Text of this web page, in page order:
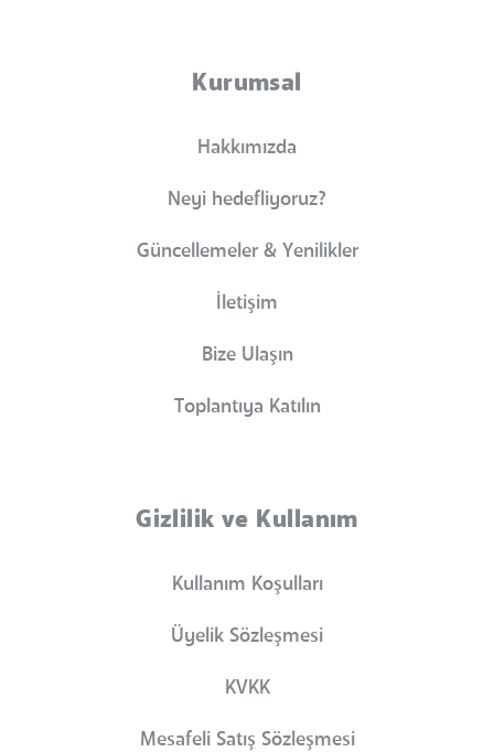
Kurumsal
Hakkımızda
Neyi hedefliyoruz?
Güncellemeler & Yenilikler
İletişim
Bize Ulaşın
Toplantıya Katılın
Gizlilik ve Kullanım
Kullanım Koşulları
Üyelik Sözleşmesi
KVKK
Mesafeli Satış Sözleşmesi